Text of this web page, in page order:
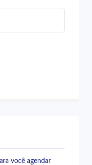
você agendar